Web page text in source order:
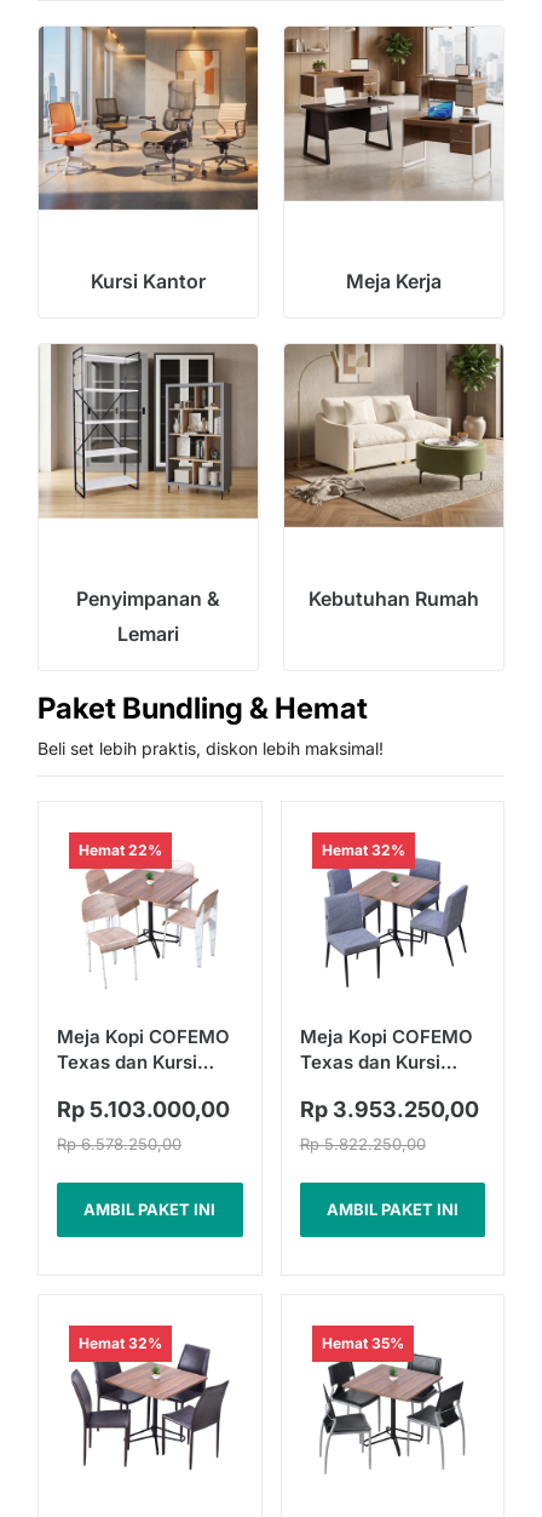
Kursi Kantor Meja Kerja
Penyimpanan &
Lemari
Kebutuhan Rumah
Paket Bundling & Hemat
Beli set lebih praktis, diskon lebih maksimal!
Hemat 22%
Meja Kopi COFEMO
Texas dan Kursi
Rp 5.103.000,00
Rp 6.578.250,00
AMBIL PAKET INI
Hemat 32%
Meja Kopi COFEMO
Texas dan Kursi
Rp 3.953.250,00
Rp 5.822.250,00
AMBIL PAKET INI
Hemat 32% Hemat 35%